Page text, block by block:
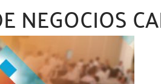
NEGOCIOS